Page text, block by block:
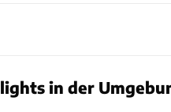
in der